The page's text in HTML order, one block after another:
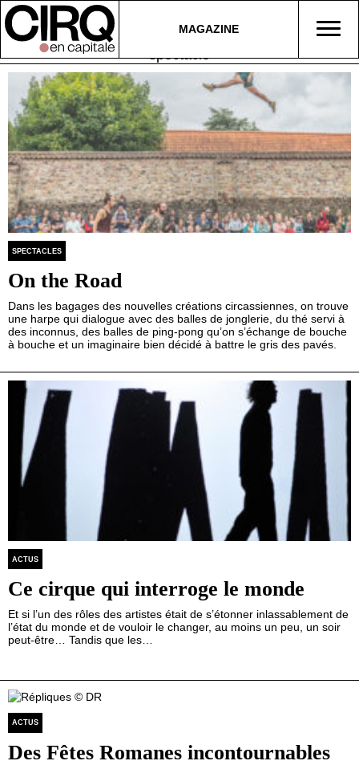
MAGAZINE
spectacle
SPECTACLES
On the Road
Dans les bagages des nouvelles créations circassiennes, on trouve
une harpe qui dialogue avec des balles de jonglerie, du thé servi à
des inconnus, des balles de ping-pong qu’on s’échange de bouche
à bouche et un imaginaire bien décidé à battre le gris des pavés.
ACTUS
Ce cirque qui interroge le monde
Et si l’un des rôles des artistes était de s’étonner inlassablement de
l’état du monde et de vouloir le changer, au moins un peu, un soir
peut-être… Tandis que les…
ACTUS
Des Fêtes Romanes incontournables